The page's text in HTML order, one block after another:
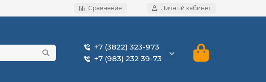
Сравнение Личный кабинет
+7 (3822) 323-973
+7 (983) 232 39-73